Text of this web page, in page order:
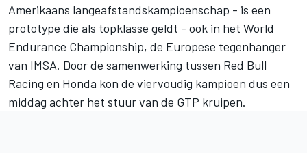
Amerikaans langeafstandskampioenschap - is een
prototype die als topklasse geldt - ook in het World
Endurance Championship, de Europese tegenhanger
van IMSA. Door de samenwerking tussen Red Bull
Racing en Honda kon de viervoudig kampioen dus een
middag achter het stuur van de GTP kruipen.